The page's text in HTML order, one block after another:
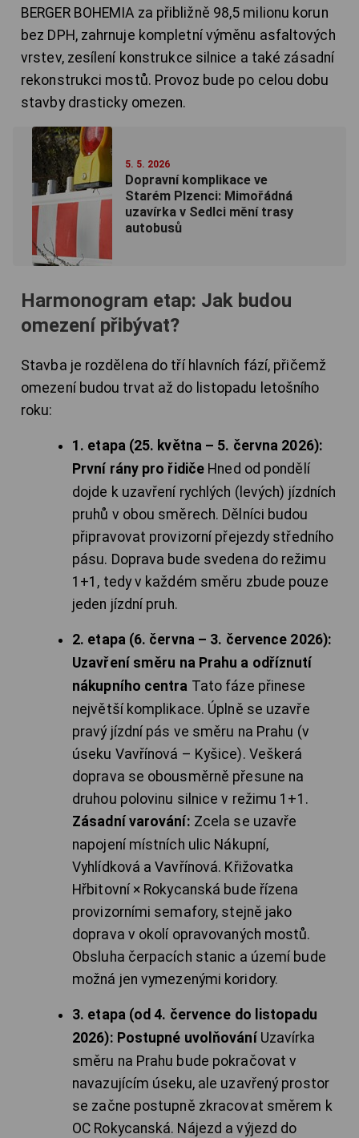
BERGER BOHEMIA za přibližně 98,5 milionu korun
bez DPH, zahrnuje kompletní výměnu asfaltových
vrstev, zesílení konstrukce silnice a také zásadní
rekonstrukci mostů. Provoz bude po celou dobu
stavby drasticky omezen.
5. 5. 2026
Dopravní komplikace ve
Starém Plzenci: Mimořádná
uzavírka v Sedlci mění trasy
autobusů
Harmonogram etap: Jak budou
omezení přibývat?
Stavba je rozdělena do tří hlavních fází, přičemž
omezení budou trvat až do listopadu letošního
roku:
1. etapa (25. května – 5. června 2026):
První rány pro řidiče Hned od pondělí
dojde k uzavření rychlých (levých) jízdních
pruhů v obou směrech. Dělníci budou
připravovat provizorní přejezdy středního
pásu. Doprava bude svedena do režimu
1+1, tedy v každém směru zbude pouze
jeden jízdní pruh.
2. etapa (6. června – 3. července 2026):
Uzavření směru na Prahu a odříznutí
nákupního centra Tato fáze přinese
největší komplikace. Úplně se uzavře
pravý jízdní pás ve směru na Prahu (v
úseku Vavřínová – Kyšice). Veškerá
doprava se obousměrně přesune na
druhou polovinu silnice v režimu 1+1.
Zásadní varování: Zcela se uzavře
napojení místních ulic Nákupní,
Vyhlídková a Vavřínová. Křižovatka
Hřbitovní × Rokycanská bude řízena
provizorními semafory, stejně jako
doprava v okolí opravovaných mostů.
Obsluha čerpacích stanic a území bude
možná jen vymezenými koridory.
3. etapa (od 4. července do listopadu
2026): Postupné uvolňováníUzavírka
směru na Prahu bude pokračovat v
navazujícím úseku, ale uzavřený prostor
se začne postupně zkracovat směrem k
OC Rokycanská. Nájezd a výjezd do